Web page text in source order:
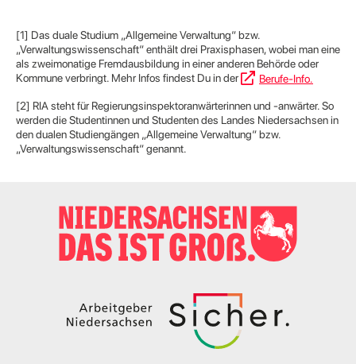
[1] Das duale Studium „Allgemeine Verwaltung“ bzw.
„Verwaltungswissenschaft“ enthält drei Praxisphasen, wobei man eine
als zweimonatige Fremdausbildung in einer anderen Behörde oder
Kommune verbringt. Mehr Infos findest Du in der
Berufe-Info.
[2] RIA steht für Regierungsinspektoranwärterinnen und -anwärter. So
werden die Studentinnen und Studenten des Landes Niedersachsen in
den dualen Studiengängen „Allgemeine Verwaltung“ bzw.
„Verwaltungswissenschaft“ genannt.